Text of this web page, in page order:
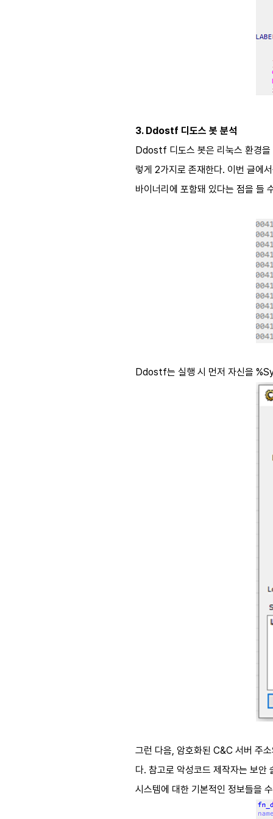
3. Ddostf 디도스 봇 분석
Ddostf 디도스 봇은 리눅스 환경
렇게 2가지로 존재한다. 이번 글에
바이너리에 포함돼 있다는 점을 들
Ddostf는 실행 시 먼저 자신을
그런 다음, 암호화된 C&C 서버 주
다. 참고로 악성코드 제작자는 보안
시스템에 대한 기본적인 정보들을